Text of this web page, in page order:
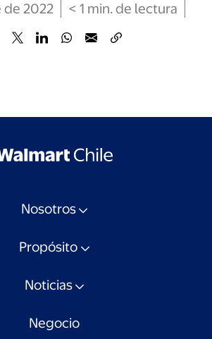
2022 < 1 min. de lectura
Nosotros
Propósito
Noticias
Negocio